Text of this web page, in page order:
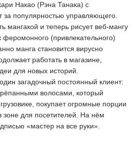
Накао (Рэна Танака) с
популярностью управляющего.
мангакой и теперь рисует веб-мангу
(привлекательного)
манга становится вирусно
работать в магазине,
для новых историй.
загадочный постоянный клиент:
волосами, который
покупает огромные порции
для посетителей. На нём
«мастер на все руки».